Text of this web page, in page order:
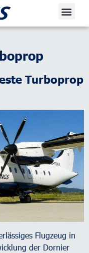
Turboprop
Flugzeug in
der Dornier